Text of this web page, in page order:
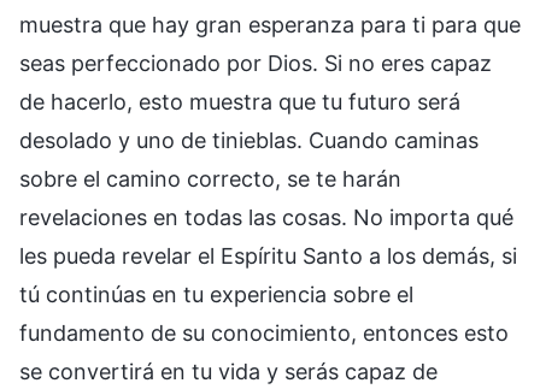
muestra que hay gran esperanza para ti para que
seas perfeccionado por Dios. Si no eres capaz
de hacerlo, esto muestra que tu futuro será
desolado y uno de tinieblas. Cuando caminas
sobre el camino correcto, se te harán
revelaciones en todas las cosas. No importa qué
les pueda revelar el Espíritu Santo a los demás, si
tú continúas en tu experiencia sobre el
fundamento de su conocimiento, entonces esto
se convertirá en tu vida y serás capaz de